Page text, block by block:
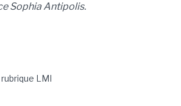
Sophia Antipolis.
LMI